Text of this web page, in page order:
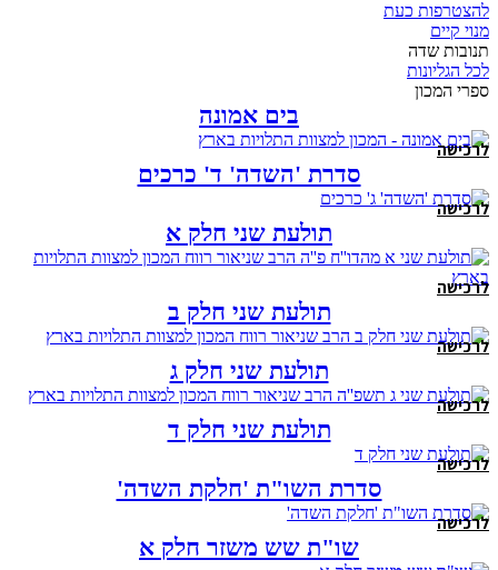
להצטרפות כעת
מנוי קיים
תנובות שדה
לכל הגליונות
ספרי המכון
בים אמונה
לרכישה
סדרת 'השדה' ד' כרכים
לרכישה
תולעת שני חלק א
לרכישה
תולעת שני חלק ב
לרכישה
תולעת שני חלק ג
לרכישה
תולעת שני חלק ד
לרכישה
סדרת השו"ת 'חלקת השדה'
לרכישה
שו"ת שש משזר חלק א